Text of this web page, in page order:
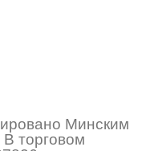
Минским
торговом